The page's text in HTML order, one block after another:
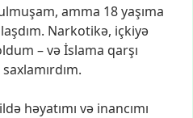
amma 18yaşıma
Narkotikə, içkiyə
–vəİslama qarşı
saxlamırdım.
ildə həyatımı və inancımı